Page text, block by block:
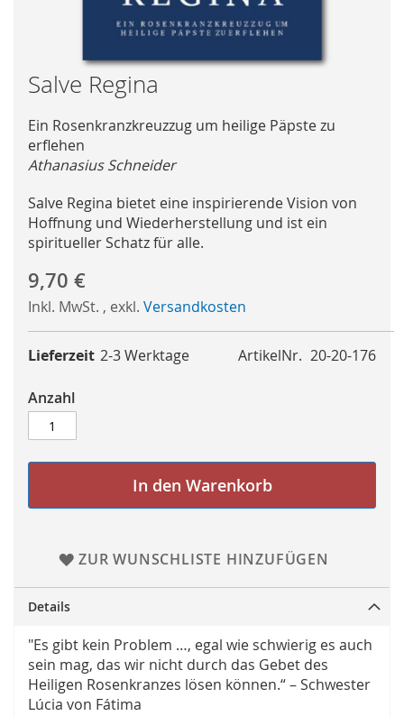
Skip
to
the
beginning
of
the
images
gallery
Salve Regina
Ein Rosenkranzkreuzzug um heilige Päpste zu
erflehen
Athanasius Schneider
Salve Regina bietet eine inspirierende Vision von
Hoffnung und Wiederherstellung und ist ein
spiritueller Schatz für alle.
9,70 €
Inkl. MwSt. , exkl. Versandkosten
ArtikelNr. 20-20-176
Lieferzeit 2-3 Werktage
Anzahl
In den Warenkorb
ZUR WUNSCHLISTE HINZUFÜGEN
Details
"Es gibt kein Problem …, egal wie schwierig es auch
sein mag, das wir nicht durch das Gebet des
Heiligen Rosenkranzes lösen können.“ – Schwester
Lúcia von Fátima